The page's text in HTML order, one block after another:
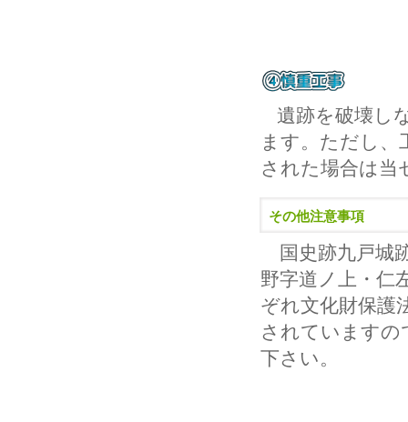
遺跡を破壊し
ます。ただし、
された場合は当
その他注意事項
国史跡九戸城
野字道ノ上・仁
ぞれ文化財保護
されていますの
下さい。